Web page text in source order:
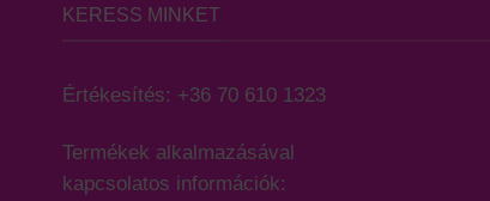
KERESS MINKET
Értékesítés: +36 70 610 1323
Termékek alkalmazásával
kapcsolatos információk: